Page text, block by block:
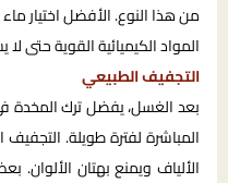
من هذا النوع. الأفضل
المواد الكيميائية القوية حتى
التجفيف الطبيعي
بعد الغسل، يفضل ترك المخدة
المباشرة لفترة طويلة.
الألياف ويمنع بهتان الألوان.